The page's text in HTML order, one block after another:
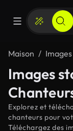
Maison
Images
Explorez et
chanteurs pour
Téléchargez des